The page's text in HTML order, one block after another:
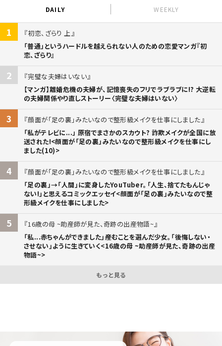
DAILY WEEKLY
1
初恋、ざらり 上
「普通」というハードルを越えられない人のための恋愛マンガ『初
恋、ざらり』
2
完璧な夫婦はいない
【マンガ】離婚危機の夫婦が、記憶喪失のフリでラブラブに!? 大逆転
の夫婦関係やり直しストーリー〈完璧な夫婦はいない〉
3
顔面が「足の裏」みたいなので整形級メイクを仕事にしました
「私がテレビに...」 原宿でまさかのスカウト? 詐欺メイクが全国に放
送された!<顔面が「足の裏」みたいなので整形級メイクを仕事にし
ました(10)>
4
顔面が「足の裏」みたいなので整形級メイクを仕事にしました
「足の裏」→「人間」に変身したYouTuber。「人生、捨てたもんじゃ
ない!」と思えるコミックエッセイ<顔面が「足の裏」みたいなので整
形級メイクを仕事にしました>
5
16歳の母 ~助産師が見た、奇跡の出産物語~
「私...赤ちゃんができました」――産むことを選んだ少女。「後悔しない・
させない」ように生きていく<16歳の母 ~助産師が見た、奇跡の出産
物語~>
もっと見る